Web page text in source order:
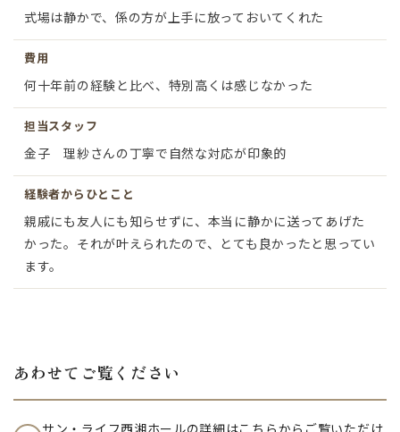
式場は静かで、係の方が上手に放っておいてくれた
費用
何十年前の経験と比べ、特別高くは感じなかった
担当スタッフ
金子 理紗さんの丁寧で自然な対応が印象的
経験者からひとこと
親戚にも友人にも知らせずに、本当に静かに送ってあげた
かった。それが叶えられたので、とても良かったと思ってい
ます。
あわせてご覧ください
サン・ライフ西湘ホールの詳細はこちらからご覧いただけ